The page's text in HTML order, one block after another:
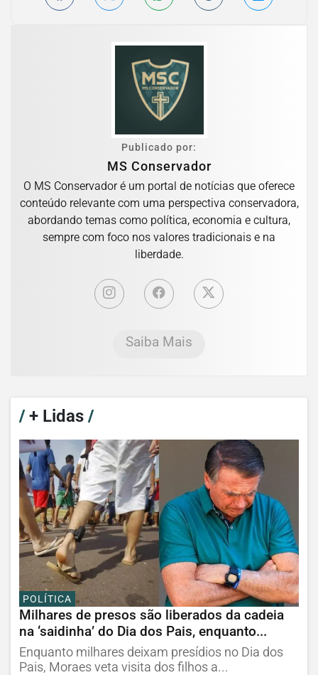
Publicado por:
MS Conservador
O MS Conservador é um portal de notícias que oferece
conteúdo relevante com uma perspectiva conservadora,
abordando temas como política, economia e cultura,
sempre com foco nos valores tradicionais e na
liberdade.
Saiba Mais
/+ Lidas /
POLÍTICA
Milhares de presos são liberados da cadeia
na ‘saidinha’ do Dia dos Pais, enquanto...
Enquanto milhares deixam presídios no Dia dos
Pais, Moraes veta visita dos filhos a...